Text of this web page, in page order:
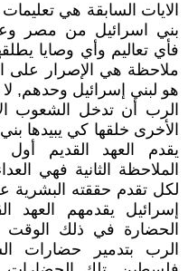
الايات السابقة هي
بني اسرائيل من مصر
فأي تعاليم وأي وصايا
ملاحظة هي الإصرار على
هو لبني إسرائيل وحدهم,
الرب أن تدخل الشعوب
الأخرى خلقها كي يبيدها
يقدم العهد القديم أول
الملاحظة الثانية فهي
لكل تقدم حققته البشرية
إسرائيل يقدمهم العهد
الحضارة في ذلك
الرب بتدمير حضارات